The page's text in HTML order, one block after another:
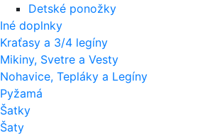
Detské ponožky
Iné doplnky
Kraťasy a 3/4 legíny
Mikiny, Svetre a Vesty
Nohavice, Tepláky a Legíny
Pyžamá
Šatky
Šaty